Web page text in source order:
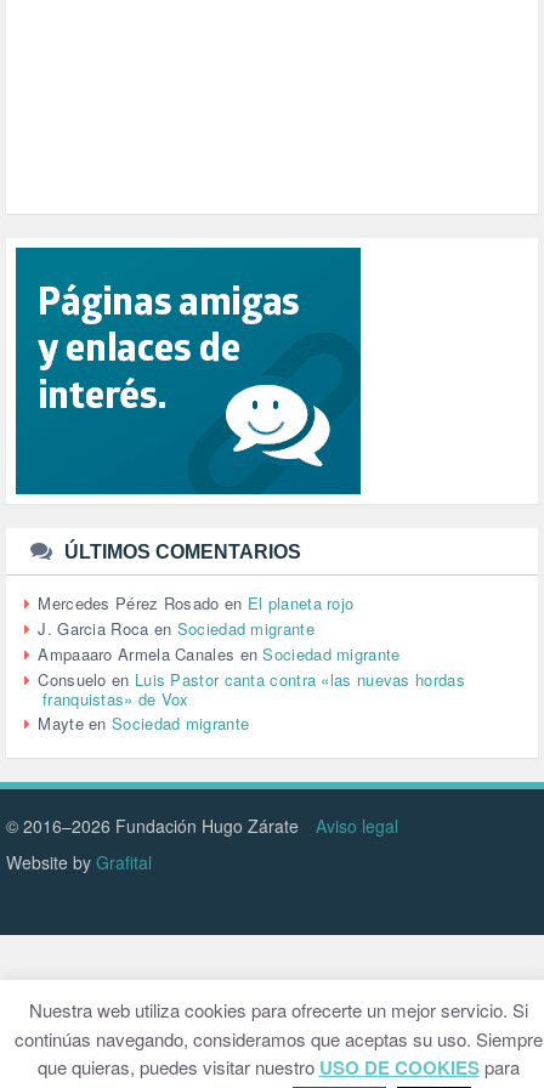
PUERTO DE VALENCIA (1)
RACISMO (1)
RELIGIÓN (114)
REPUBLICA (1)
SALUD (108)
SENSIBILIZACIÓN (576)
SINDICATOS (12)
TTIP (6)
URBANISMO (1)
URBANIZACIÓN (1)
VEJEZ (1)
VENEZUELA (3)
VENEZULA (1)
VIAJES (1)
VIOLENCIA (2)
VIOLENCIA DE GÉNERO (223)
VIVIENDA (9)
VOLODIMIR ZELENSKY (1)
ÚLTIMOS COMENTARIOS
Mercedes Pérez Rosado en El planeta rojo
J. Garcia Roca en Sociedad migrante
Ampaaaro Armela Canales enSociedad migrante
Consuelo en Luis Pastor canta contra «las nuevas hordas
franquistas» de Vox
MayteenSociedad migrante
© 2016–2026 Fundación Hugo Zárate
Aviso legal
Website by Grafital
Nuestra web utiliza cookies para ofrecerte un mejor servicio. Si
continúas navegando, consideramos que aceptas su uso. Siempre
que quieras, puedes visitar nuestro USO DE COOKIESpara